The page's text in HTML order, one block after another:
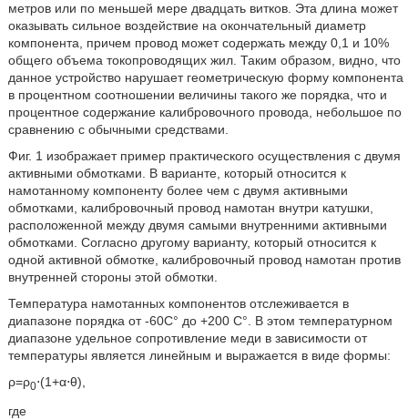
метров или по меньшей мере двадцать витков. Эта длина может
оказывать сильное воздействие на окончательный диаметр
компонента, причем провод может содержать между 0,1 и 10%
общего объема токопроводящих жил. Таким образом, видно, что
данное устройство нарушает геометрическую форму компонента
в процентном соотношении величины такого же порядка, что и
процентное содержание калибровочного провода, небольшое по
сравнению с обычными средствами.
Фиг. 1 изображает пример практического осуществления с двумя
активными обмотками. В варианте, который относится к
намотанному компоненту более чем с двумя активными
обмотками, калибровочный провод намотан внутри катушки,
расположенной между двумя самыми внутренними активными
обмотками. Согласно другому варианту, который относится к
одной активной обмотке, калибровочный провод намотан против
внутренней стороны этой обмотки.
Температура намотанных компонентов отслеживается в
диапазоне порядка от -60C° до +200 C°. В этом температурном
диапазоне удельное сопротивление меди в зависимости от
температуры является линейным и выражается в виде формы:
ρ=ρ0⋅(1+α⋅θ),
где